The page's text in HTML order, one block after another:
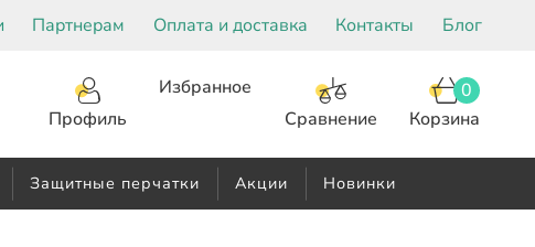
Партнерам Оплата и доставка Контакты Блог
Профиль
Избранное
Сравнение
Корзина
0
Защитные перчатки Акции Новинки